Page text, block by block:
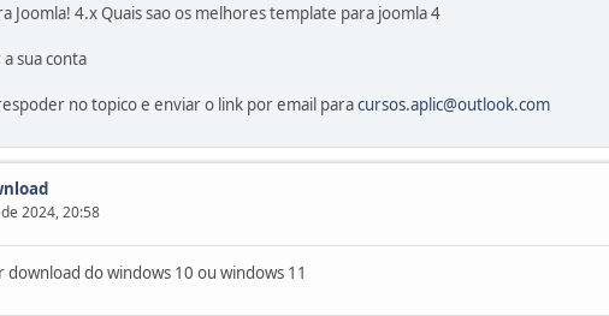
Joomla! 4.x Quais sao os melhores template para joomla 4
sua conta
no topico e enviar o link por email paracursos.aplic@outlook.com
2024, 20:58
do windows 10 ou windows 11